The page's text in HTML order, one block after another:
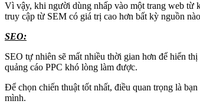
Vì vậy, khi người dùng nhấp vào một trang web từ
truy cập từ SEM có giá trị cao hơn bất kỳ nguồn
SEO:
SEO tự nhiên sẽ mất nhiều thời gian hơn để hiển
quảng cáo PPC khó lòng làm được.
Để chọn chiến thuật tốt nhất, điều quan trọng là
mình.